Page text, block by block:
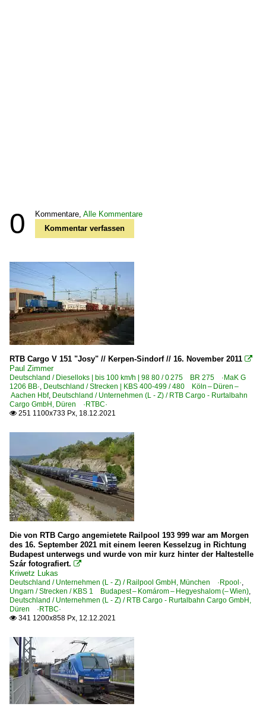
0 Kommentare, Alle Kommentare
Kommentar verfassen
RTB Cargo V 151 "Josy" // Kerpen-Sindorf // 16. November 2011 
Paul Zimmer
Deutschland / Dieselloks | bis 100 km/h | 98 80 / 0 275 BR 275 ·MaK G
1206 BB·, Deutschland / Strecken | KBS 400-499 / 480 Köln – Düren –
Aachen Hbf, Deutschland / Unternehmen (L - Z) / RTB Cargo - Rurtalbahn
Cargo GmbH, Düren ·RTBC·
 251 1100x733 Px, 18.12.2021
Die von RTB Cargo angemietete Railpool 193 999 war am Morgen
des 16. September 2021 mit einem leeren Kesselzug in Richtung
Budapest unterwegs und wurde von mir kurz hinter der Haltestelle
Szár fotografiert. 
Kriwetz Lukas
Deutschland / Unternehmen (L - Z) / Railpool GmbH, München ·Rpool·,
Ungarn / Strecken / KBS 1 Budapest – Komárom – Hegyeshalom (– Wien),
Deutschland / Unternehmen (L - Z) / RTB Cargo - Rurtalbahn Cargo GmbH,
Düren ·RTBC·
 341 1200x858 Px, 12.12.2021